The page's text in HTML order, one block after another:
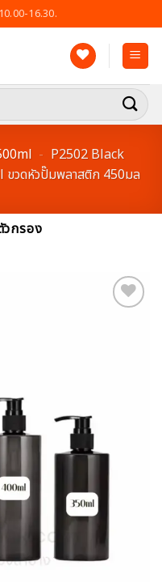
16.30.
- P2502 Black
วดหัวปั๊มพลาสติก 450มล
วกรอง